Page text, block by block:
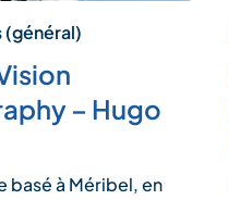
– Hugo
basé à Méribel, en